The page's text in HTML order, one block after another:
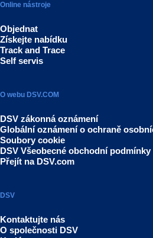
Online nástroje
Objednat
Získejte nabídku
Track and Trace
Self servis
O webu DSV.COM
DSV zákonná oznámení
Globální oznámení o ochraně
Soubory cookie
DSV Všeobecné obchodní podmínky
Přejít na DSV.com
DSV
Kontaktujte nás
O společnosti DSV